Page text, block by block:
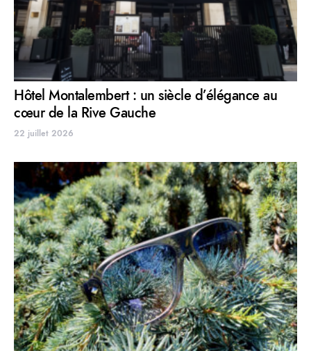
Hôtel Montalembert : un siècle d’élégance au
cœur de la Rive Gauche
22 juillet 2026